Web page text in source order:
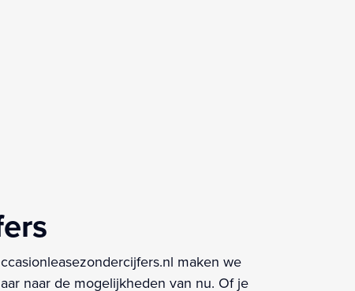
maken we
naar de mogelijkheden van nu. Of je